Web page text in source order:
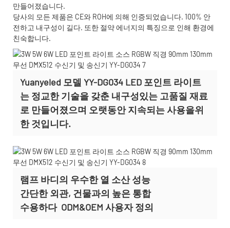
만들어졌습니다.
당사의 모든 제품은 CE와 ROH에 의해 인증되었습니다. 100% 안
전하고 내구성이 길다. 또한 절약 에너지의 특징으로 인해 환경에
친숙합니다.
Yuanyeled 모델 YY-DG034 LED 포인트 라이트
는 정교한 기술을 갖춘 내구성있는 고품질 재료
로 만들어졌으며 오랫동안 지속되는 사용을위
한 것입니다.
램프 바디의 우수한 열 소산 성능
간단한 외관, 건물과의 높은 통합
수용하다 ODM&OEM 사용자 정의